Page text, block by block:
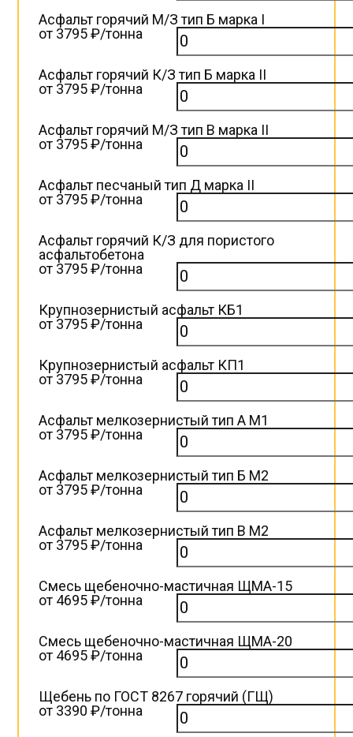
Асфальт горячий М/З тип Б марка I
от 3795 ₽/тонна
Асфальт горячий К/З тип Б марка II
от 3795 ₽/тонна
Асфальт горячий М/З тип В марка II
от 3795 ₽/тонна
Асфальт песчаный тип Д марка II
от 3795 ₽/тонна
Асфальт горячий К/З для пористого
асфальтобетона
от 3795 ₽/тонна
Крупнозернистый асфальт КБ1
от 3795 ₽/тонна
Крупнозернистый асфальт КП1
от 3795 ₽/тонна
Асфальт мелкозернистый тип А М1
от 3795 ₽/тонна
Асфальт мелкозернистый тип Б М2
от 3795 ₽/тонна
Асфальт мелкозернистый тип B М2
от 3795 ₽/тонна
Смесь щебеночно-мастичная ЩМА-15
от 4695 ₽/тонна
Смесь щебеночно-мастичная ЩМА-20
от 4695 ₽/тонна
Щебень по ГОСТ 8267 горячий (ГЩ)
от 3390 ₽/тонна